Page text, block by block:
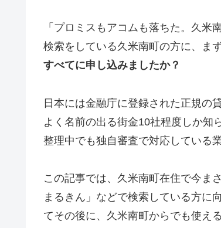
「プロミスもアコムも落ちた。久
検索をしている久米南町の方に、ま
すべてに申し込みましたか？
日本には金融庁に登録された正規の
よく名前の出る街金10社程度しか知
整理中でも独自審査で対応している
この記事では、久米南町在住で今ま
まるきん」などで検索している方に
てその後に、久米南町からでも使え